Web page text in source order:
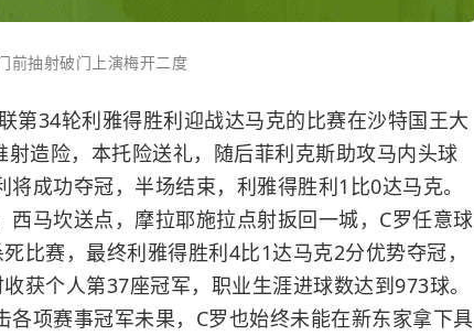
前抽射破门上演梅开二度
第34轮利雅得胜利迎战达马克的比赛在沙特国王大
射造险，本托险送礼，随后菲利克斯助攻马内头球
成功夺冠，半场结束，利雅得胜利1比0达马克。
西马坎送点，摩拉耶施拉点射扳回一城，C罗任意球
比赛，最终利雅得胜利4比1达马克2分优势夺冠，
获个人第37座冠军，职业生涯进球数达到973球。
各项赛事冠军未果，C罗也始终未能在新东家拿下具